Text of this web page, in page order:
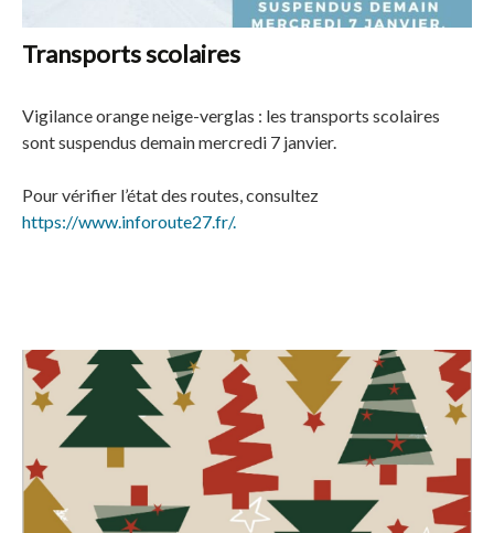
Transports scolaires
Vigilance orange neige-verglas : les transports scolaires
sont suspendus demain mercredi 7 janvier.
Pour vérifier l’état des routes, consultez
https://www.inforoute27.fr/.